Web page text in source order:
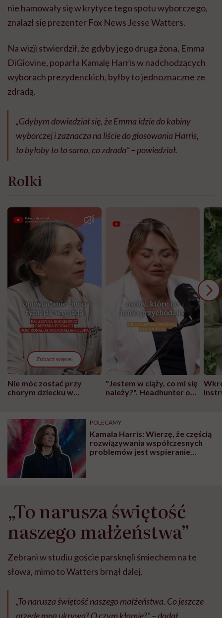
nie hamowały się w krytyce tego spotu wyborczego,
znalazł się prezenter Fox News Jesse Watters.
Na wizji stwierdził, że gdyby jego druga żona, Emma
DiGiovine, poparła Kamalę Harris w nadchodzących
wyborach prezydenckich, byłby to jednoznaczne ze
zdradą.
„Gdybym dowiedział się, że Emma idzie do kabiny
wyborczej i zaznacza na liście do głosowania Harris,
to byłoby to to samo, co zdrada” – powiedział.
Rolki
Zobacz więcej
Nie móc zostać przy
chorym dziecku w
może chyba tylko
głupota i brak
wyobraźni"
"Jestem w ciąży, co mi się
należy?". Headhunter o
pracy
POLECAMY
Kamala Harris: Wierzę, że częścią
rozwiązywania współczesnych
problemów jest wspieranie
„To narusza świętość
naszego małżeństwa”
Zebrani w studiu goście parsknęli śmiechem na te
słowa, mimo to Watters brnął dalej.
„To narusza świętość naszego małżeństwa. Co jeszcze
przede mną ukrywa? O czym kłamie?” – dodał.